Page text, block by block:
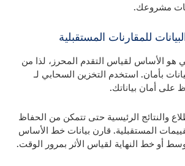
مشروعك.
هو الأساس لقياس التقدم المحرز، لذا من
بأمان. استخدم التخزين السحابي لـ
والنتائج الرئيسية حتى تتمكن من الحفاظ
المستقبلية. قارن بيانات خط الأساس
أو خط النهاية لقياس الأثر بمرور الوقت.